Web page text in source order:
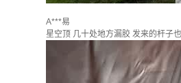
A***易
星空顶 几十处地方漏胶 发来的杆子